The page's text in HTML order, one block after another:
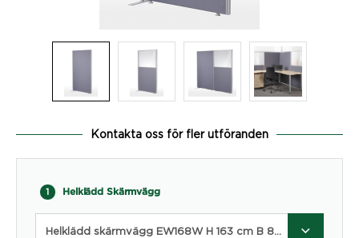
Kontakta oss för fler utföranden
1 Helklädd Skärmvägg